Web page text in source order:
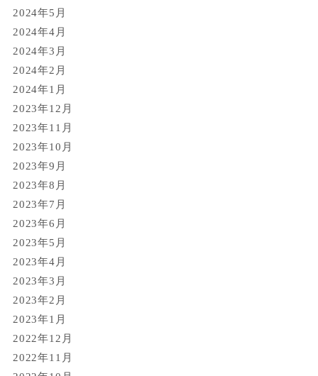
2024年5月
2024年4月
2024年3月
2024年2月
2024年1月
2023年12月
2023年11月
2023年10月
2023年9月
2023年8月
2023年7月
2023年6月
2023年5月
2023年4月
2023年3月
2023年2月
2023年1月
2022年12月
2022年11月